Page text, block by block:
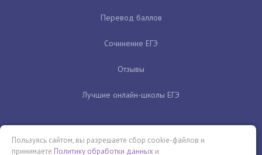
Перевод баллов
Сочинение ЕГЭ
Отзывы
Лучшие онлайн-школы ЕГЭ
Пользуясь сайтом, вы разрешаете сбор cookie-файлов и
принимаете Политику обработки данных и